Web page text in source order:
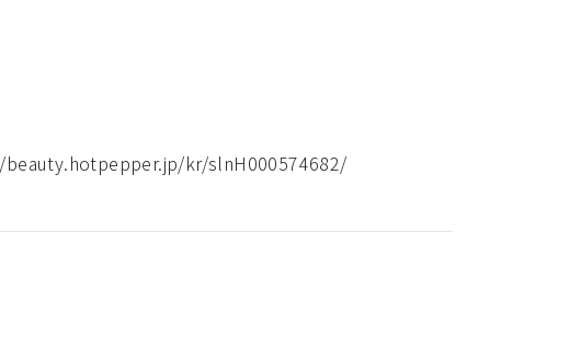
beauty.hotpepper.jp/kr/slnH000574682/